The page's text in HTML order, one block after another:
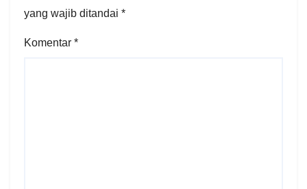
yang wajib ditandai *
Komentar *